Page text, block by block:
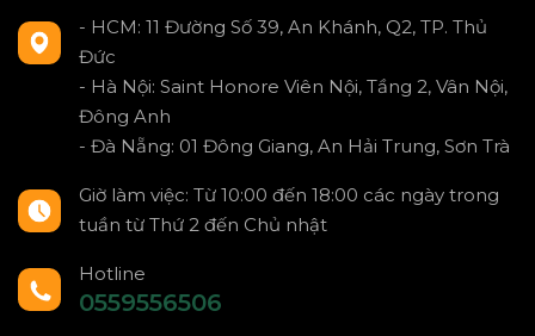
- HCM: 11 Đường Số 39, An Khánh, Q2, TP. Thủ
Đức
- Hà Nội: Saint Honore Viên Nội, Tầng 2, Vân Nội,
Đông Anh
- Đà Nẵng: 01 Đông Giang, An Hải Trung, Sơn Trà
Giờ làm việc: Từ 10:00 đến 18:00 các ngày trong
tuần từ Thứ 2 đến Chủ nhật
Hotline
0559556506